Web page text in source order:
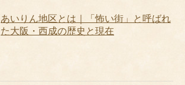
あいりん地区とは｜「怖い街」と呼ばれ
た大阪・西成の歴史と現在